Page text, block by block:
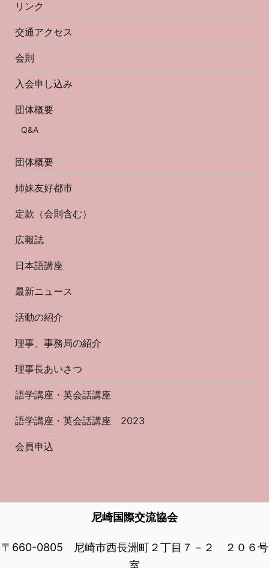
リンク
交通アクセス
会則
入会申し込み
団体概要
Q&A
団体概要
姉妹友好都市
定款（会則含む）
広報誌
日本語講座
最新ニュース
活動の紹介
理事、事務局の紹介
理事長あいさつ
語学講座・英会話講座
語学講座・英会話講座 2023
会員申込
尼崎国際交流協会
〒660-0805 尼崎市西長洲町２丁目７－２ ２０６号
室